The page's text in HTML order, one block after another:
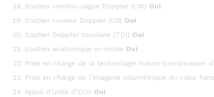
Soutien continu-vague Doppler (CW) Oui
Soutien couleur Doppler (CD) Oui
Soutien Doppler tissulaire (TDI) Oui
Soutien anatomique m-mode Oui
Prise en charge de la technologie Fusion (combinaison
Prise en charge de l’imagerie volumétrique du cœur
Appui d’unité d’ECG Oui